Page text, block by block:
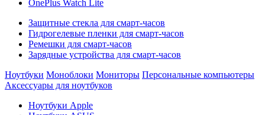
OnePlus Watch Lite
Защитные стекла для смарт-часов
Гидрогелевые пленки для смарт-часов
Ремешки для смарт-часов
Зарядные устройства для смарт-часов
Ноутбуки Моноблоки Мониторы Персональные компьютеры
Аксессуары для ноутбуков
Ноутбуки Apple